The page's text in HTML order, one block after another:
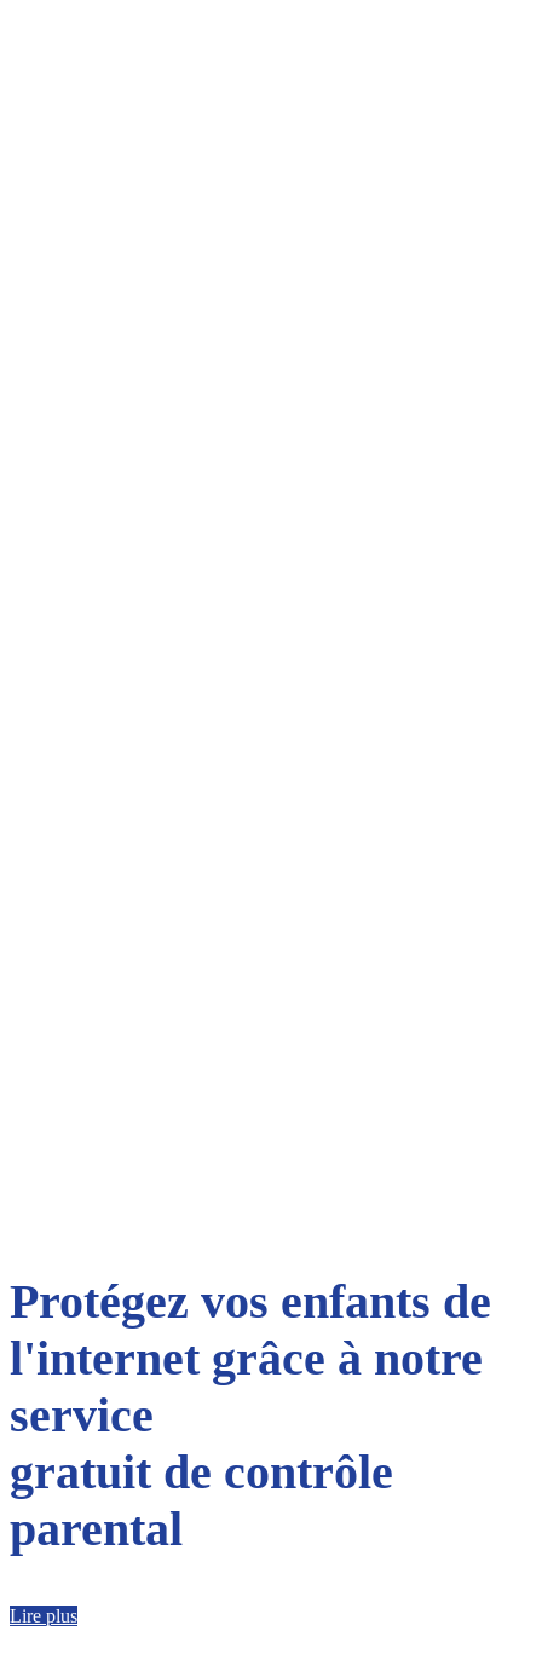
Protégez vos enfants de
l'internet grâce à notre
service
gratuit de contrôle
parental
Lire plus